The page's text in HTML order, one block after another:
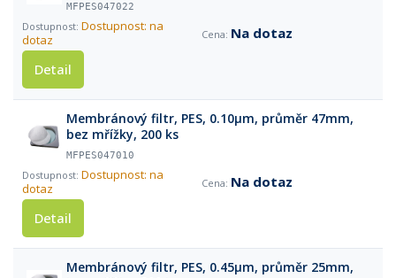
MFPES047022
Dostupnost: na
dotaz
Na dotaz
Detail
Membránový filtr, PES, 0.10µm, průměr 47mm,
bez mřížky, 200 ks
MFPES047010
Dostupnost: na
dotaz
Na dotaz
Detail
Membránový filtr, PES, 0.45µm, průměr 25mm,